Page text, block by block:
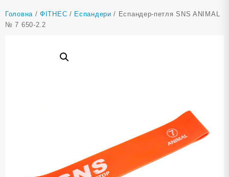
Головна /ФІТНЕС / Еспандери / Еспандер-петля SNS ANIMAL
№ 7 650-2.2